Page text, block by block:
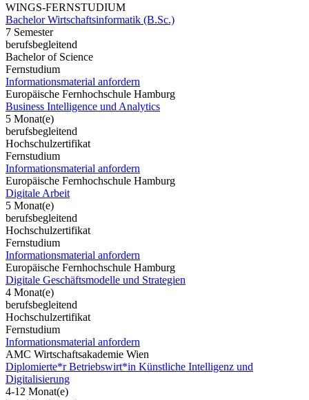
WINGS-FERNSTUDIUM
Bachelor Wirtschaftsinformatik (B.Sc.)
7 Semester
berufsbegleitend
Bachelor of Science
Fernstudium
Informationsmaterial anfordern
Europäische Fernhochschule Hamburg
Business Intelligence und Analytics
5 Monat(e)
berufsbegleitend
Hochschulzertifikat
Fernstudium
Informationsmaterial anfordern
Europäische Fernhochschule Hamburg
Digitale Arbeit
5 Monat(e)
berufsbegleitend
Hochschulzertifikat
Fernstudium
Informationsmaterial anfordern
Europäische Fernhochschule Hamburg
Digitale Geschäftsmodelle und Strategien
4 Monat(e)
berufsbegleitend
Hochschulzertifikat
Fernstudium
Informationsmaterial anfordern
AMC Wirtschaftsakademie Wien
Diplomierte*r Betriebswirt*in Künstliche Intelligenz und
Digitalisierung
4-12 Monat(e)